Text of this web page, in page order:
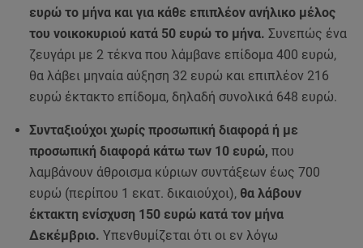
ευρώ το μήνα και για κάθε επιπλέον ανήλικο μέλος
του νοικοκυριού κατά 50 ευρώ το μήνα. Συνεπώς ένα
ζευγάρι με 2 τέκνα που λάμβανε επίδομα 400 ευρώ,
θα λάβει μηναία αύξηση 32 ευρώ και επιπλέον 216
ευρώ έκτακτο επίδομα, δηλαδή συνολικά 648 ευρώ.
Συνταξιούχοι χωρίς προσωπική διαφορά ή με
προσωπική διαφορά κάτω των 10 ευρώ, που
λαμβάνουν άθροισμα κύριων συντάξεων έως 700
ευρώ (περίπου 1 εκατ. δικαιούχοι), θα λάβουν
έκτακτη ενίσχυση 150 ευρώ κατά τον μήνα
Δεκέμβριο. Υπενθυμίζεται ότι οι εν λόγω